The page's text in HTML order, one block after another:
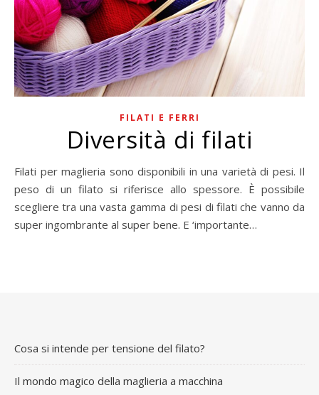
FILATI E FERRI
Diversità di filati
Filati per maglieria sono disponibili in una varietà di pesi. Il
peso di un filato si riferisce allo spessore. È possibile
scegliere tra una vasta gamma di pesi di filati che vanno da
super ingombrante al super bene. E ‘importante…
Cosa si intende per tensione del filato?
Il mondo magico della maglieria a macchina